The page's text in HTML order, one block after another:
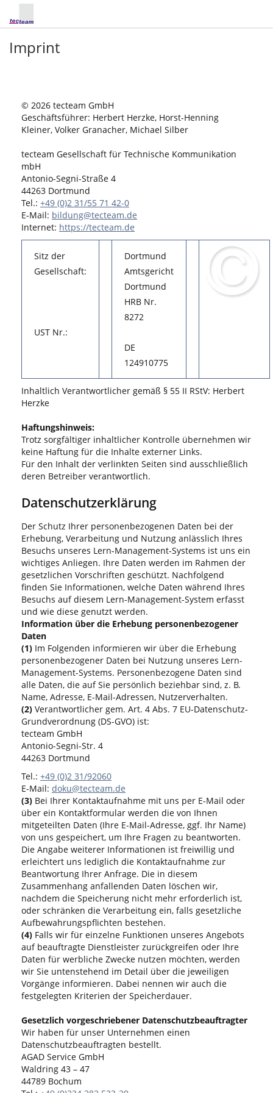
Imprint
© 2026 tecteam GmbH
Geschäftsführer: Herbert Herzke, Horst-Henning
Kleiner, Volker Granacher, Michael Silber
tecteam Gesellschaft für Technische Kommunikation
mbH
Antonio-Segni-Straße 4
44263 Dortmund
Tel.: +49 (0)2 31/55 71 42-0
E-Mail: bildung@tecteam.de
Internet: https://tecteam.de
Sitz der
Gesellschaft:
UST Nr.:
Dortmund
Amtsgericht
Dortmund
HRB Nr.
8272
DE
124910775
Inhaltlich Verantwortlicher gemäß § 55 II RStV: Herbert
Herzke
Haftungshinweis:
Trotz sorgfältiger inhaltlicher Kontrolle übernehmen wir
keine Haftung für die Inhalte externer Links.
Für den Inhalt der verlinkten Seiten sind ausschließlich
deren Betreiber verantwortlich.
Datenschutzerklärung
Der Schutz Ihrer personenbezogenen Daten bei der
Erhebung, Verarbeitung und Nutzung anlässlich Ihres
Besuchs unseres Lern-Management-Systems ist uns ein
wichtiges Anliegen. Ihre Daten werden im Rahmen der
gesetzlichen Vorschriften geschützt. Nachfolgend
finden Sie Informationen, welche Daten während Ihres
Besuchs auf diesem Lern-Management-System erfasst
und wie diese genutzt werden.
Information über die Erhebung personenbezogener
Daten
(1) Im Folgenden informieren wir über die Erhebung
personenbezogener Daten bei Nutzung unseres Lern-
Management-Systems. Personenbezogene Daten sind
alle Daten, die auf Sie persönlich beziehbar sind, z. B.
Name, Adresse, E-Mail-Adressen, Nutzerverhalten.
(2) Verantwortlicher gem. Art. 4 Abs. 7 EU-Datenschutz-
Grundverordnung (DS-GVO) ist:
tecteam GmbH
Antonio-Segni-Str. 4
44263 Dortmund
Tel.: +49 (0)2 31/92060
E-Mail: doku@tecteam.de
(3) Bei Ihrer Kontaktaufnahme mit uns per E-Mail oder
über ein Kontaktformular werden die von Ihnen
mitgeteilten Daten (Ihre E-Mail-Adresse, ggf. Ihr Name)
von uns gespeichert, um Ihre Fragen zu beantworten.
Die Angabe weiterer Informationen ist freiwillig und
erleichtert uns lediglich die Kontaktaufnahme zur
Beantwortung Ihrer Anfrage. Die in diesem
Zusammenhang anfallenden Daten löschen wir,
nachdem die Speicherung nicht mehr erforderlich ist,
oder schränken die Verarbeitung ein, falls gesetzliche
Aufbewahrungspflichten bestehen.
(4) Falls wir für einzelne Funktionen unseres Angebots
auf beauftragte Dienstleister zurückgreifen oder Ihre
Daten für werbliche Zwecke nutzen möchten, werden
wir Sie untenstehend im Detail über die jeweiligen
Vorgänge informieren. Dabei nennen wir auch die
festgelegten Kriterien der Speicherdauer.
Gesetzlich vorgeschriebener Datenschutzbeauftragter
Wir haben für unser Unternehmen einen
Datenschutzbeauftragten bestellt.
AGAD Service GmbH
Waldring 43 – 47
44789 Bochum